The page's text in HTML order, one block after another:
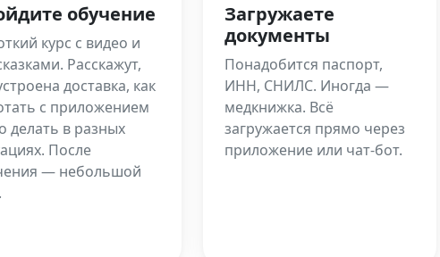
обучение
курс с видео и
Расскажут,
доставка, как
с приложением
делать в разных
После
— небольшой
Загружаете
документы
Понадобится паспорт,
ИНН, СНИЛС. Иногда —
медкнижка. Всё
загружается прямо через
приложение или чат-бот.